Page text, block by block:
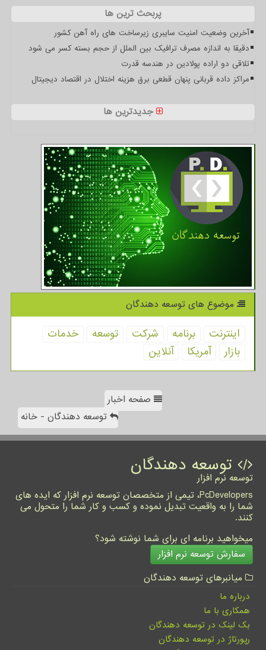
پربحث ترین ها
آخرین وضعیت امنیت سایبری زیرساخت های راه آهن کشور
دقیقا به اندازه مصرف ترافیک بین الملل از حجم بسته کسر می شود
تلاقی دو اراده پولادین در هندسه قدرت
مراکز داده قربانی پنهان قطعی برق هزینه اختلال در اقتصاد دیجیتال
جدیدترین ها
موضوع های توسعه دهندگان
اینترنت برنامه شركت توسعه
خدمات
بازار
آمریكا آنلاین
صفحه اخبار
توسعه دهندگان - خانه
توسعه دهندگان
توسعه نرم افزار
PcDevelopers، تیمی از متخصصان توسعه نرم افزار که ایده های
شما را به واقعیت تبدیل نموده و کسب و کار شما را متحول می
کنند.
میخواهید برنامه ای برای شما نوشته شود؟
سفارش توسعه نرم افزار
میانبرهای توسعه دهندگان
درباره ما
همکاری با ما
بک لینک در توسعه دهندگان
رپورتاژ در توسعه دهندگان